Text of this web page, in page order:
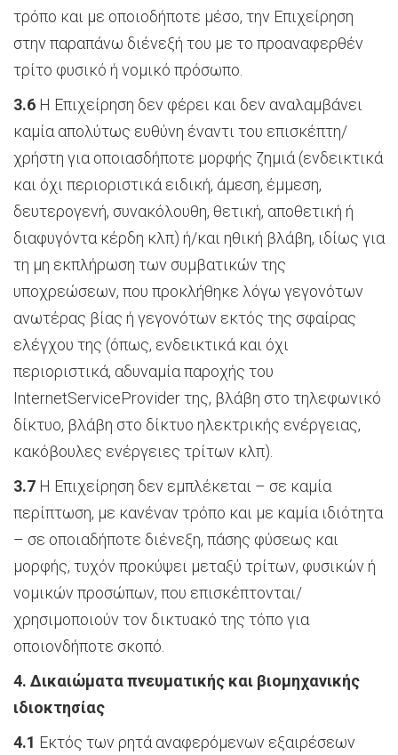
τρόπο και με οποιοδήποτε μέσο, την Επιχείρηση
στην παραπάνω διένεξή του με το προαναφερθέν
τρίτο φυσικό ή νομικό πρόσωπο.
3.6 Η Επιχείρηση δεν φέρει και δεν αναλαμβάνει
καμία απολύτως ευθύνη έναντι του επισκέπτη/
χρήστη για οποιασδήποτε μορφής ζημιά (ενδεικτικά
και όχι περιοριστικά ειδική, άμεση, έμμεση,
δευτερογενή, συνακόλουθη, θετική, αποθετική ή
διαφυγόντα κέρδη κλπ) ή/και ηθική βλάβη, ιδίως για
τη μη εκπλήρωση των συμβατικών της
υποχρεώσεων, που προκλήθηκε λόγω γεγονότων
ανωτέρας βίας ή γεγονότων εκτός της σφαίρας
ελέγχου της (όπως, ενδεικτικά και όχι
περιοριστικά, αδυναμία παροχής του
InternetServiceProvider της, βλάβη στο τηλεφωνικό
δίκτυο, βλάβη στο δίκτυο ηλεκτρικής ενέργειας,
κακόβουλες ενέργειες τρίτων κλπ).
3.7 Η Επιχείρηση δεν εμπλέκεται – σε καμία
περίπτωση, με κανέναν τρόπο και με καμία ιδιότητα
– σε οποιαδήποτε διένεξη, πάσης φύσεως και
μορφής, τυχόν προκύψει μεταξύ τρίτων, φυσικών ή
νομικών προσώπων, που επισκέπτονται/
χρησιμοποιούν τον δικτυακό της τόπο για
οποιονδήποτε σκοπό.
4. Δικαιώματα πνευματικής και βιομηχανικής
ιδιοκτησίας
4.1 Εκτός των ρητά αναφερόμενων εξαιρέσεων